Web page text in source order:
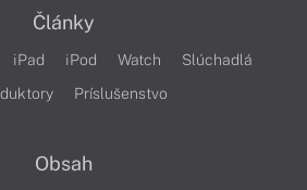
Články
iPad iPod Watch
Slúchadlá
Príslušenstvo
Obsah